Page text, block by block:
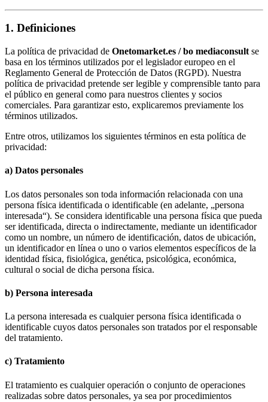
1. Definiciones
La política de privacidad de Onetomarket.es / bo mediaconsult se
basa en los términos utilizados por el legislador europeo en el
Reglamento General de Protección de Datos (RGPD). Nuestra
política de privacidad pretende ser legible y comprensible tanto para
el público en general como para nuestros clientes y socios
comerciales. Para garantizar esto, explicaremos previamente los
términos utilizados.
Entre otros, utilizamos los siguientes términos en esta política de
privacidad:
a) Datos personales
Los datos personales son toda información relacionada con una
persona física identificada o identificable (en adelante, „persona
interesada“). Se considera identificable una persona física que pueda
ser identificada, directa o indirectamente, mediante un identificador
como un nombre, un número de identificación, datos de ubicación,
un identificador en línea o uno o varios elementos específicos de la
identidad física, fisiológica, genética, psicológica, económica,
cultural o social de dicha persona física.
b) Persona interesada
La persona interesada es cualquier persona física identificada o
identificable cuyos datos personales son tratados por el responsable
del tratamiento.
c) Tratamiento
El tratamiento es cualquier operación o conjunto de operaciones
realizadas sobre datos personales, ya sea por procedimientos